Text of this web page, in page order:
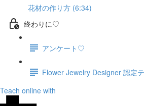
花材の作り方 (6:34)
終わりに♡
アンケート♡
Flower Jewelry Designer 認定
Teach online with